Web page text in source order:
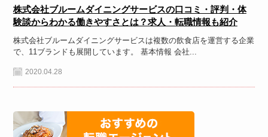
株式会社ブルームダイニングサービスの口コミ・評判・体
験談からわかる働きやすさとは？求人・転職情報も紹介
株式会社ブルームダイニングサービスは複数の飲食店を運営する企業
で、11ブランドも展開しています。 基本情報 会社...
2020.04.28